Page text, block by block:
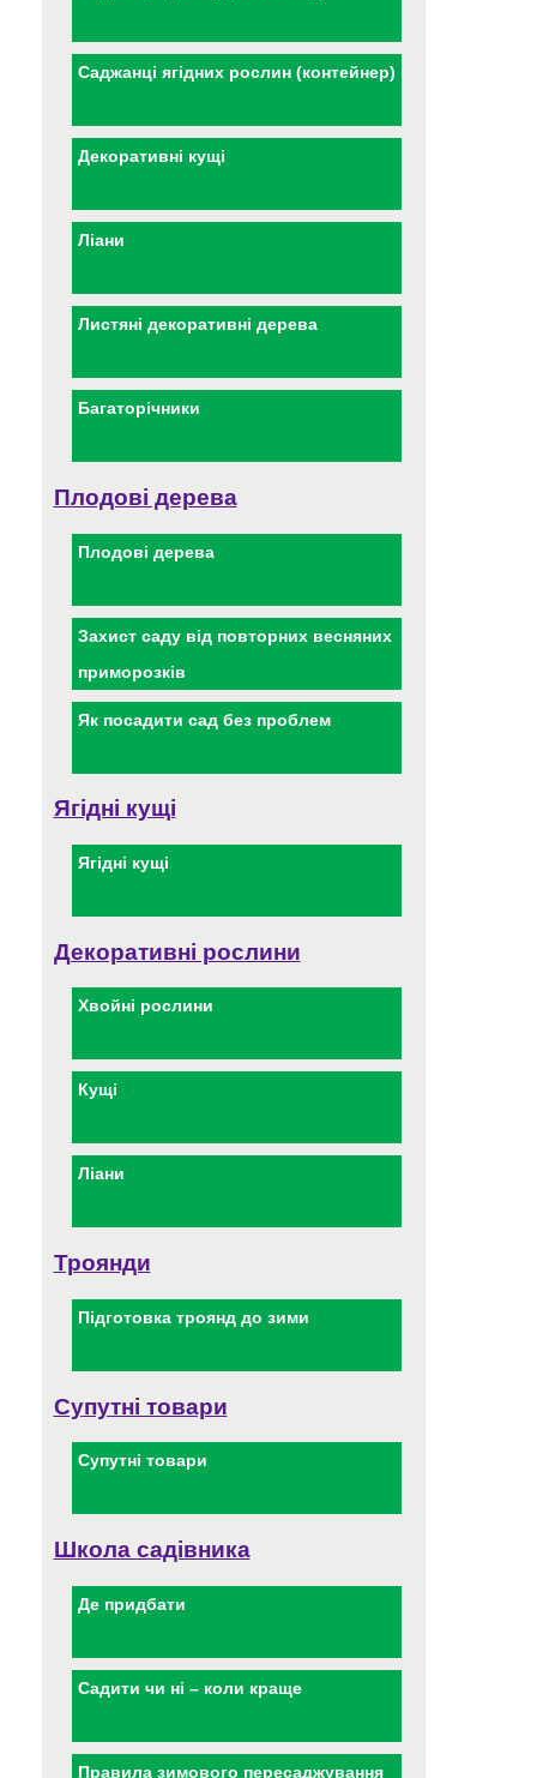
Саджанці ягідних рослин (контейнер)
Декоративні кущі
Ліани
Листяні декоративні дерева
Багаторічники
Плодові дерева
Плодові дерева
Захист саду від повторних весняних
приморозків
Як посадити сад без проблем
Ягідні кущі
Ягідні кущі
Декоративні рослини
Хвойні рослини
Кущі
Ліани
Троянди
Підготовка троянд до зими
Супутні товари
Супутні товари
Школа садівника
Де придбати
Садити чи ні – коли краще
Правила зимового пересаджування